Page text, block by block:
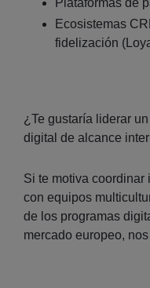
Ecosistemas
fidelización
¿Te gustaría liderar
digital de alcance
Si te motiva
con equipos
de los programas
mercado europeo,